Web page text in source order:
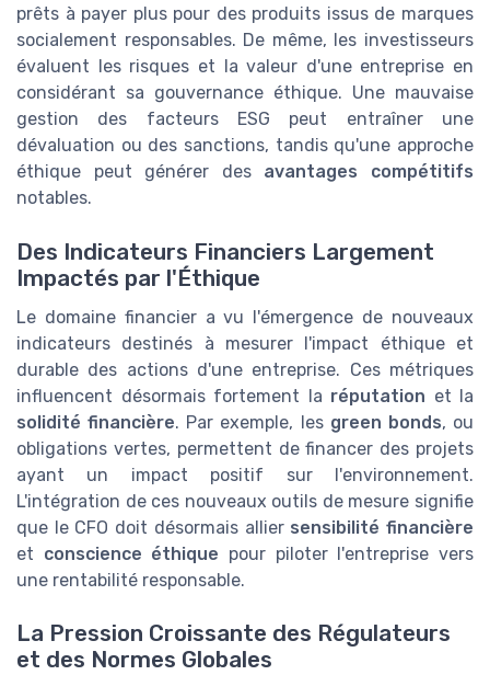
prêts à payer plus pour des produits issus de marques
socialement responsables. De même, les investisseurs
évaluent les risques et la valeur d'une entreprise en
considérant sa gouvernance éthique. Une mauvaise
gestion des facteurs ESG peut entraîner une
dévaluation ou des sanctions, tandis qu'une approche
éthique peut générer des avantages compétitifs
notables.
Des Indicateurs Financiers Largement
Impactés par l'Éthique
Le domaine financier a vu l'émergence de nouveaux
indicateurs destinés à mesurer l'impact éthique et
durable des actions d'une entreprise. Ces métriques
influencent désormais fortement la réputation et la
solidité financière. Par exemple, les green bonds, ou
obligations vertes, permettent de financer des projets
ayant un impact positif sur l'environnement.
L'intégration de ces nouveaux outils de mesure signifie
que le CFO doit désormais allier sensibilité financière
et conscience éthique pour piloter l'entreprise vers
une rentabilité responsable.
La Pression Croissante des Régulateurs
et des Normes Globales